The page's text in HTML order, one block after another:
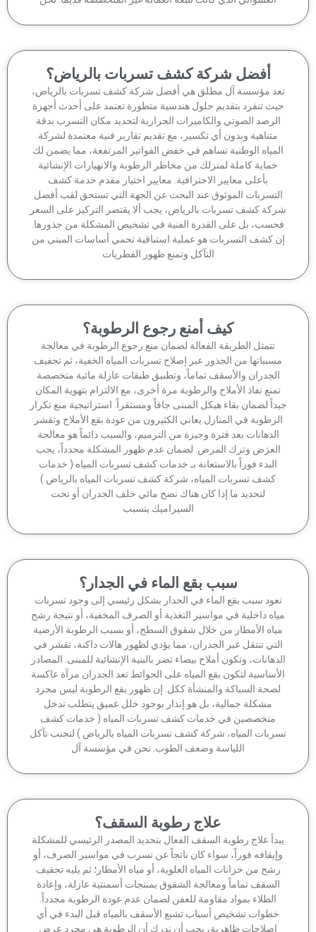
أفضل شركة كشف تسربات بالرياض؟
مؤسسة آل مطلق هي أفضل شركة كشف تسربات بالرياض،
تنفرد بتقديم حلول هندسية متطورة تعتمد على أحدث أجهزة
الرصد الصوتي والكاميرات الحرارية لتحديد مكان التسرب بدقة
متناهية وبدون أي تكسير، مع تقديم تقارير فنية معتمدة لشركة
الوطنية تساهم في خفض الفواتير المرتفعة، مما يضمن لك
حماية كاملة لمنزلك من مخاطر الرطوبة والانهيارات الإنشائية
بأعلى معايير الاحترافية. معايير اختيار مقدم خدمة كشف
الموثوق عند البحث عن الجهة التي تستحق لقب أفضل
كشف تسربات بالرياض، يجب ألا يقتصر التركيز على السعر
بل على القدرة الفنية في تشخيص المشكلة من جذورها.
كشف التسربات هو عملية استباقية تحمي أساسات المبنى من
التآكل وتمنع ظهور الفطريات
كيف أمنع رجوع الرطوبة؟
تتمثل الطريقة الفعالة لضمان منع رجوع الرطوبة في معالجة
من الجذور عبر إصلاح تسربات المياه الخفية، ثم تجفيف
الجدران والأسقف تماماً، وتطبيق طبقات عازلة مائية متخصصة
تمنع نفاذ الأملاح والرطوبة مرة أخرى، مع الالتزام بتهوية المكان
لضمان بقاء هيكل المبنى جافاً ومستقراً. استراتيجية منع تكرار
في المنازل يعاني الكثيرون من عودة بقع الأملاح وتقشر
الدهانات بعد فترة وجيزة من الترميم، والسبب دائماً هو معالجة
العرَض وترك المرض. لضمان عدم ظهور المشكلة مجدداً، يجب
البدء فوراً بالاستعانة بـ خدمات كشف تسربات المياه ( خدمات
كشف تسربات المياه، شركة كشف تسربات المياه بالرياض )
لتحديد ما إذا كان هناك نضح مائي خلف الجدران أو تحت
السيراميك يتسبب
سبب بقع الماء في الجدار؟
سبب بقع الماء في الجدار بشكل رئيسي إلى وجود تسربات
داخلية في مواسير التغذية أو الصرف المخفية، أو نتيجة رشح
الأمطار من خلال شقوق السطح، أو بسبب الرطوبة الأرضية
تنتقل عبر الجدران، مما يؤدي لظهور هالات داكنة، تقشر في
وتكون أملاح بيضاء تضر بالبنية الإنشائية للمبنى. المصادر
لتكون بقع المياه على الحوائط تعد الجدران مرآة عاكسة
لصحة السباكة والمنشأة ككل. إن ظهور بقع الرطوبة ليس مجرد
مشكلة جمالية، بل هو إنذار بوجود خلل عميق يتطلب تدخل
متخصصين في خدمات كشف تسربات المياه ( خدمات كشف
المياه، شركة كشف تسربات المياه بالرياض ) لتجنب تآكل
اللياسة وضعف الطوب. نحن في مؤسسة آل
علاج رطوبة السقف؟
علاج رطوبة السقف الفعال بتحديد المصدر الرئيسي للمشكلة
فوراً، سواء كان ناتجاً عن تسرب في مواسير الصرف، أو
رشح من خزانات المياه العلوية، أو مياه الأمطار؛ ثم يليه تجفيف
السقف تماماً ومعالجة الشقوق بمنتجات أسمنتية عازلة، وإعادة
الطلاء بمواد مقاومة للعفن لضمان عدم عودة الرطوبة مجدداً.
خطوات تشخيص أسباب تشبع الأسقف بالمياه قبل البدء في أي
إصلاحات ظاهرية، يجب أن ندرك أن الرطوبة هي مجرد عرض